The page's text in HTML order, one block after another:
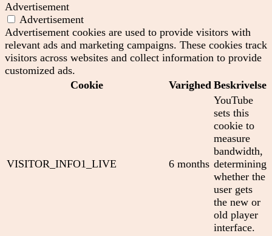
Advertisement
Advertisement
Advertisement cookies are used to provide visitors with
relevant ads and marketing campaigns. These cookies track
visitors across websites and collect information to provide
customized ads.
Cookie
Varighed Beskrivelse
VISITOR_INFO1_LIVE 6 months
YouTube
sets this
cookie to
measure
bandwidth,
determining
whether the
user gets
the new or
old player
interface.